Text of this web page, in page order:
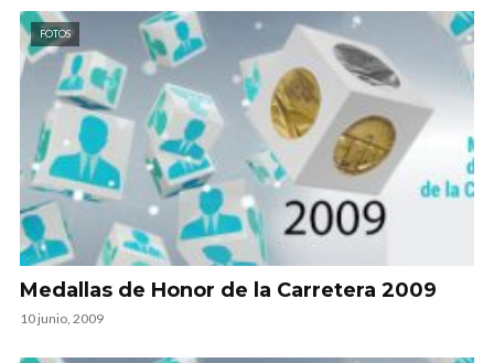
FOTOS
Medallas de Honor de la Carretera 2009
10 junio, 2009